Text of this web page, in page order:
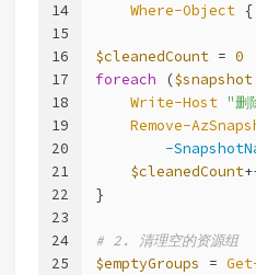
14
15
16
17
18
19
20
21
22
23
24
25
Where-Object {
$cleanedCount = 0
foreach ($snapshot
Write-Host "删
Remove-
-
$cleanedCount
}
# 2. 清理空的资源组
$emptyGroups =